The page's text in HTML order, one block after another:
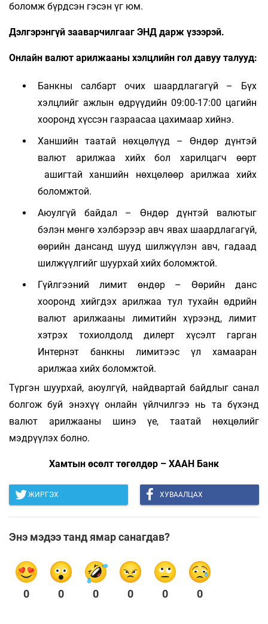
боломж бүрдсэн гэсэн үг юм.
Дэлгэрэнгүй зааварчилгааг ЭНД дарж үзээрэй.
Онлайн валют арилжааны хэлцлийн гол давуу талууд:
Банкны салбарт очих шаардлагагүй – Бүх
хэлцлийг ажлын өдрүүдийн 09:00-17:00 цагийн
хооронд хүссэн газраасаа цахимаар хийнэ.
Ханшийн таатай нөхцөлүүд – Өндөр дүнтэй
валют арилжаа хийх бол харилцагч өөрт
ашигтай ханшийн нөхцөлөөр арилжаа хийх
боломжтой.
Аюулгүй байдал – Өндөр дүнтэй валютыг
бэлэн мөнгө хэлбэрээр авч явах шаардлагагүй,
өөрийн дансанд шууд шилжүүлэн авч, гадаад
шилжүүлгийг шуурхай хийх боломжтой.
Гүйлгээний лимит өндөр – Өөрийн данс
хооронд хийгдэх арилжаа тул тухайн өдрийн
валют арилжааны лимитийн хүрээнд, лимит
хэтрэх тохиолдолд дилерт хүсэлт гарган
Интернэт банкны лимитээс үл хамааран
арилжаа хийх боломжтой.
Түргэн шуурхай, аюулгүй, найдвартай байдлыг санал
болгож буй энэхүү онлайн үйлчилгээ нь та бүхэнд
валют арилжааны шинэ үе, таатай нөхцөлийг
мэдрүүлэх болно.
Хамтын өсөлт төгөлдөр – ХААН Банк
ЖИРГЭХ ХУВААЛЦАХ
Энэ мэдээ танд ямар санагдав?
0 0 0 0 0 0